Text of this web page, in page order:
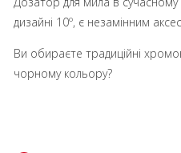
дизайні 10º, є незамінним
Ви обираєте традиційні
чорному кольору?